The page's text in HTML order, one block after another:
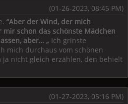
(01-26-2023, 08:45 PM)
“Aber der Wind, der mich
schon das schönste Mädchen
aber… „ Ich grinste
mich durchaus vom schönen
ja nicht gleich erzählen, den behielt
(01-27-2023, 05:16 PM)